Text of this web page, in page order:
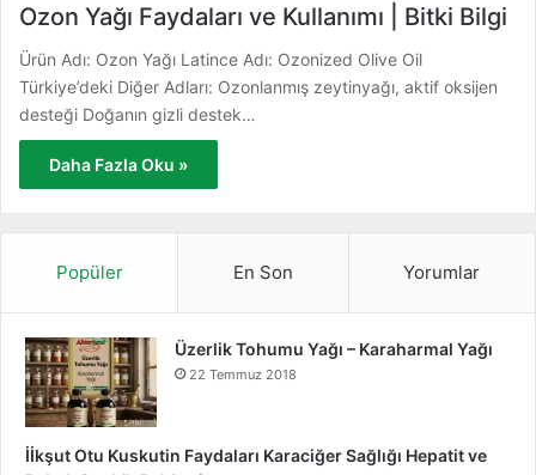
Ozon Yağı Faydaları ve Kullanımı | Bitki Bilgi
Ürün Adı: Ozon Yağı Latince Adı: Ozonized Olive Oil
Türkiye’deki Diğer Adları: Ozonlanmış zeytinyağı, aktif oksijen
desteği Doğanın gizli destek…
Daha Fazla Oku »
Popüler En Son Yorumlar
Üzerlik Tohumu Yağı – Karaharmal Yağı
22 Temmuz 2018
İİkşut Otu Kuskutin Faydaları Karaciğer Sağlığı Hepatit ve